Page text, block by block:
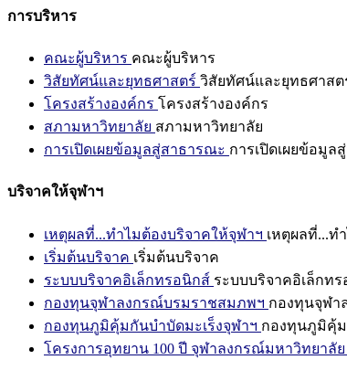
การบริหาร
คณะผู้บริหาร คณะผู้บริหาร
วิสัยทัศน์และยุทธศาสตร์ วิสัยทัศน์และยุทธศาสต
โครงสร้างองค์กร โครงสร้างองค์กร
สภามหาวิทยาลัย สภามหาวิทยาลัย
การเปิดเผยข้อมูลสู่สาธารณะ การเปิดเผยข้อมูล
บริจาคให้จุฬาฯ
เหตุผลที่...ทำไมต้องบริจาคให้จุฬาฯ เหตุผลที่...ท
เริ่มต้นบริจาค เริ่มต้นบริจาค
ระบบบริจาคอิเล็กทรอนิกส์ ระบบบริจาคอิเล็กท
กองทุนจุฬาลงกรณ์บรมราชสมภพฯ กองทุนจุฬา
กองทุนภูมิคุ้มกันบำบัดมะเร็งจุฬาฯ กองทุนภูมิคุ้ม
โครงการอุทยาน 100 ปี จุฬาลงกรณ์มหาวิทยาลัย